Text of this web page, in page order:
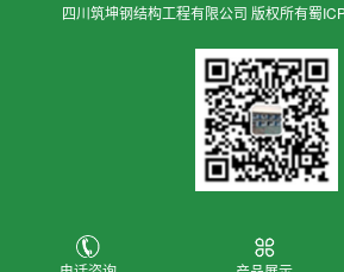
四川筑坤钢结构工程有限公司 版权所有蜀